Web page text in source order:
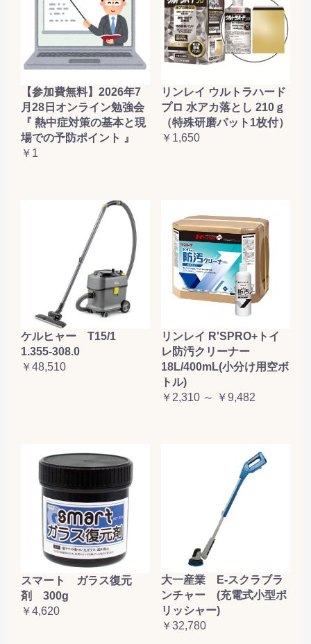
お買い物を続ける カートへ進む
【参加費無料】2026年7
月28日オンライン勉強会
『 熱中症対策の基本と現
場での予防ポイント 』
￥1
リンレイ ウルトラハード
プロ 水アカ落とし 210ｇ
（特殊研磨パット1枚付）
￥1,650
ケルヒャー T15/1
1.355-308.0
￥48,510
リンレイ R'SPRO+トイ
レ防汚クリーナー
18L/400mL(小分け用空ボ
トル)
￥2,310 ～ ￥9,482
スマート ガラス復元
剤 300g
￥4,620
大一産業 E-スクラブラ
ンチャー (充電式小型ポ
リッシャー)
￥32,780